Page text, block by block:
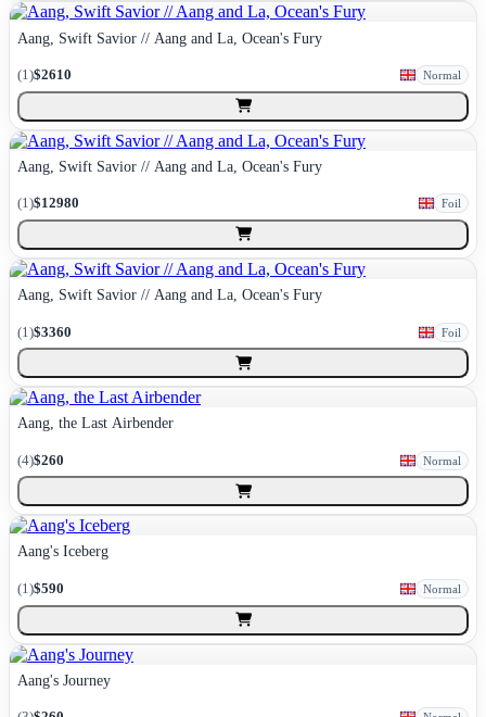
Aang, Swift Savior // Aang and La, Ocean's Fury
(1)$2610 Normal
Aang, Swift Savior // Aang and La, Ocean's Fury
(1)$12980 Foil
Aang, Swift Savior // Aang and La, Ocean's Fury
(1)$3360 Foil
Aang, the Last Airbender
(4)$260 Normal
Aang's Iceberg
(1)$590 Normal
Aang's Journey